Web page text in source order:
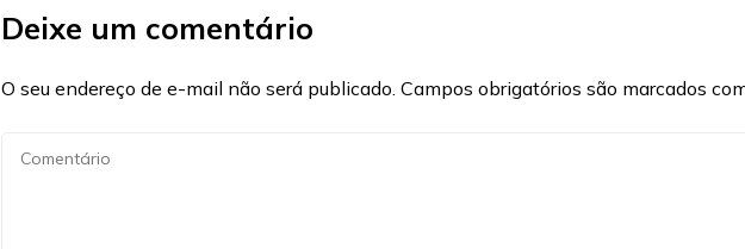
Deixe um comentário
O seu endereço de e-mail não será publicado. Campos obrigatórios são marcados